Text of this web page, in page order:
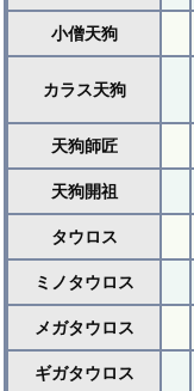
小僧天狗
カラス天狗
天狗師匠
天狗開祖
タウロス
ミノタウロス
メガタウロス
ギガタウロス